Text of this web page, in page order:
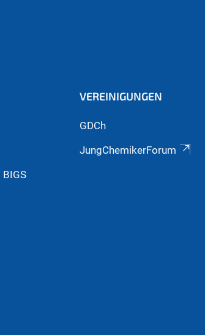
VEREINIGUNGEN
GDCh
JungChemikerForum